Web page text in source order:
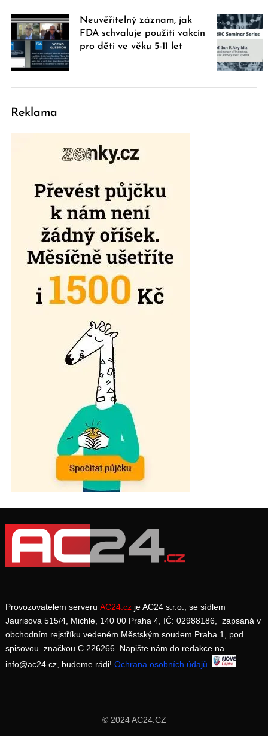
Neuvěřitelný záznam, jak
FDA schvaluje použití vakcín
pro děti ve věku 5-11 let
Reklama
Provozovatelem serveru AC24.cz je AC24 s.r.o., se sídlem
Jaurisova 515/4, Michle, 140 00 Praha 4, IČ: 02988186, zapsaná v
obchodním rejstříku vedeném Městským soudem Praha 1, pod
spisovou značkou C 226266. Napište nám do redakce na
info@ac24.cz, budeme rádi! Ochrana osobních údajů.
© 2024 AC24.CZ